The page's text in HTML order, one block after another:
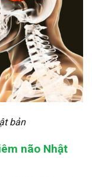
bản
não Nhật